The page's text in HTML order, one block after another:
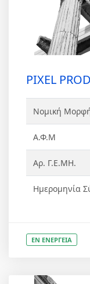
PIXEL
Νομική
Α.Φ.Μ
Αρ. Γ.Ε.ΜΗ.
Ημερομηνία
ΕΝ ΕΝΕΡΓΕΙΑ